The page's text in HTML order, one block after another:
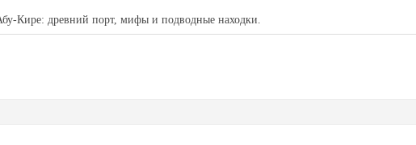
Кире: древний порт, мифы и подводные находки.